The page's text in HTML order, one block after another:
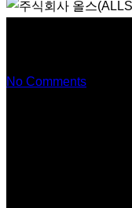
No Comments